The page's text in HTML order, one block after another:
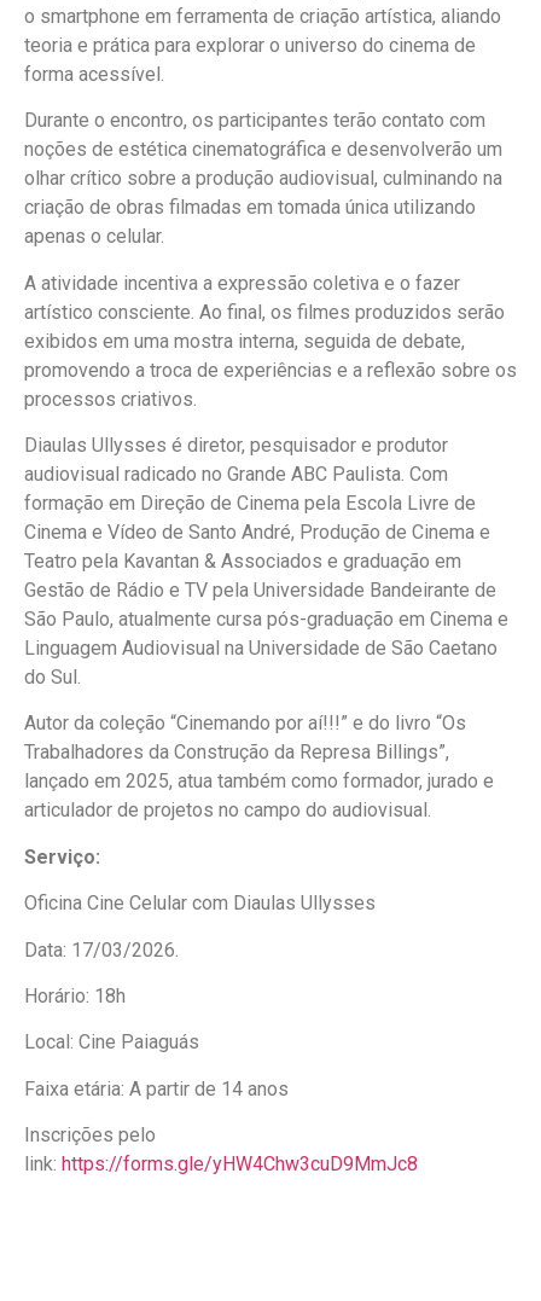
o smartphone em ferramenta de criação artística, aliando
teoria e prática para explorar o universo do cinema de
forma acessível.
Durante o encontro, os participantes terão contato com
noções de estética cinematográfica e desenvolverão um
olhar crítico sobre a produção audiovisual, culminando na
criação de obras filmadas em tomada única utilizando
apenas o celular.
A atividade incentiva a expressão coletiva e o fazer
artístico consciente. Ao final, os filmes produzidos serão
exibidos em uma mostra interna, seguida de debate,
promovendo a troca de experiências e a reflexão sobre os
processos criativos.
Diaulas Ullysses é diretor, pesquisador e produtor
audiovisual radicado no Grande ABC Paulista. Com
formação em Direção de Cinema pela Escola Livre de
Cinema e Vídeo de Santo André, Produção de Cinema e
Teatro pela Kavantan & Associados e graduação em
Gestão de Rádio e TV pela Universidade Bandeirante de
São Paulo, atualmente cursa pós-graduação em Cinema e
Linguagem Audiovisual na Universidade de São Caetano
do Sul.
Autor da coleção “Cinemando por aí!!!” e do livro “Os
Trabalhadores da Construção da Represa Billings”,
lançado em 2025, atua também como formador, jurado e
articulador de projetos no campo do audiovisual.
Serviço:
Oficina Cine Celular com Diaulas Ullysses
Data: 17/03/2026.
Horário: 18h
Local: Cine Paiaguás
Faixa etária: A partir de 14 anos
Inscrições pelo
link: https://forms.gle/yHW4Chw3cuD9MmJc8